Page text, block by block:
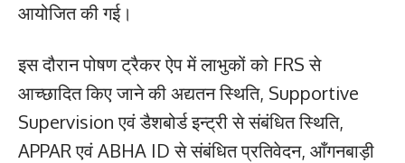
आयोजित की गई।
इस दौरान पोषण ट्रैकर ऐप में लाभुकों को FRS से
आच्छादित किए जाने की अद्यतन स्थिति, Supportive
Supervision एवं डैशबोर्ड इन्ट्री से संबंधित स्थिति,
APPAR एवं ABHA ID से संबंधित प्रतिवेदन, आँगनबाड़ी